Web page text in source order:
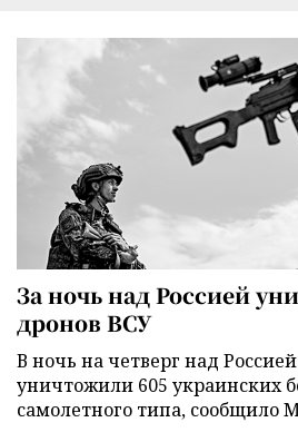
За ночь над Россией
дронов ВСУ
В ночь на четверг над
уничтожили 605 украинских
самолетного типа, сообщило